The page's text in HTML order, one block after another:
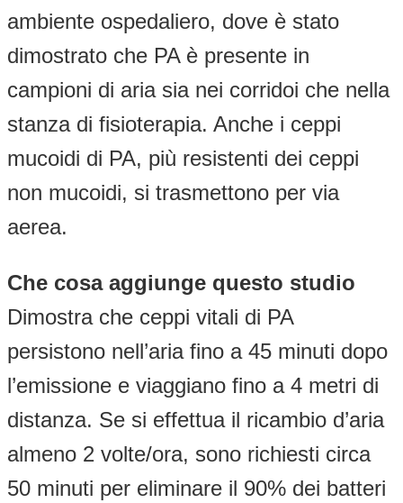
ambiente ospedaliero, dove è stato
dimostrato che PA è presente in
campioni di aria sia nei corridoi che nella
stanza di fisioterapia. Anche i ceppi
mucoidi di PA, più resistenti dei ceppi
non mucoidi, si trasmettono per via
aerea.
Che cosa aggiunge questo studio
Dimostra che ceppi vitali di PA
persistono nell’aria fino a 45 minuti dopo
l’emissione e viaggiano fino a 4 metri di
distanza. Se si effettua il ricambio d’aria
almeno 2 volte/ora, sono richiesti circa
50 minuti per eliminare il 90% dei batteri